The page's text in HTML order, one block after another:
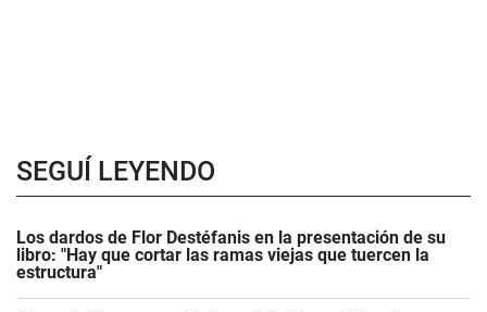
SEGUÍ LEYENDO
Los dardos de Flor Destéfanis en la presentación de su
libro: "Hay que cortar las ramas viejas que tuercen la
estructura"